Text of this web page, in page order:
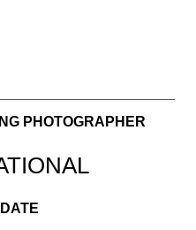
PHOTOGRAPHER